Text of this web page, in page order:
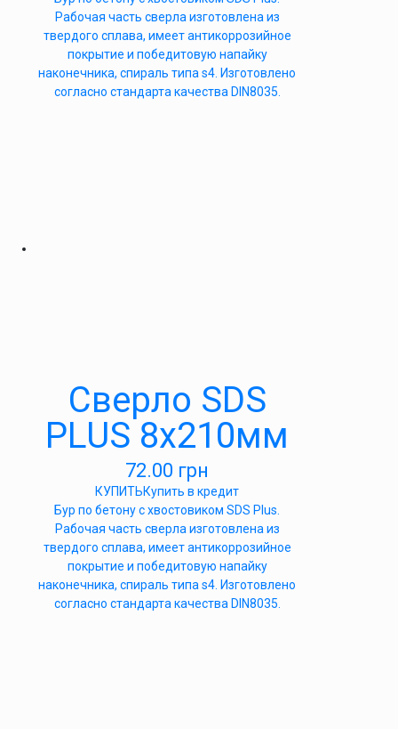
Рабочая часть сверла изготовлена из
твердого сплава, имеет антикоррозийное
покрытие и победитовую напайку
наконечника, спираль типа s4. Изготовлено
согласно стандарта качества DIN8035.
Сверло SDS
PLUS 8х210мм
72.00 грн
КУПИТЬКупить в кредит
Бур по бетону с хвостовиком SDS Plus.
Рабочая часть сверла изготовлена из
твердого сплава, имеет антикоррозийное
покрытие и победитовую напайку
наконечника, спираль типа s4. Изготовлено
согласно стандарта качества DIN8035.